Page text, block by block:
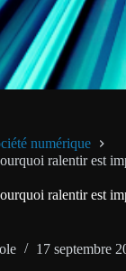
numérique
ralentir est
ralentir est
17 septembre